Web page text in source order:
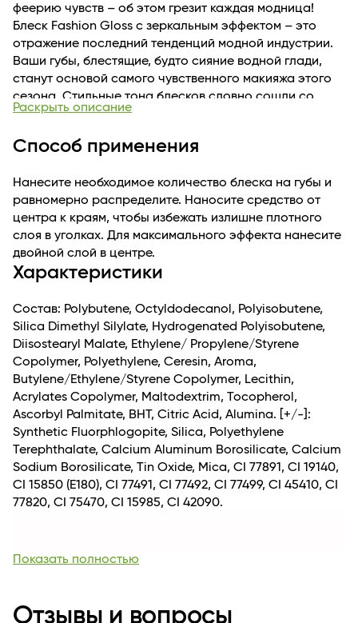
феерию чувств – об этом грезит каждая модница!
Блеск Fashion Gloss с зеркальным эффектом – это
отражение последний тенденций модной индустрии.
Ваши губы, блестящие, будто сияние водной глади,
станут основой самого чувственного макияжа этого
сезона. Стильные тона блесков словно сошли со
страниц fashion-журналов. Fashion Gloss – Ваш
Раскрыть описание
Способ применения
Нанесите необходимое количество блеска на губы и
равномерно распределите. Наносите средство от
центра к краям, чтобы избежать излишне плотного
слоя в уголках. Для максимального эффекта нанесите
двойной слой в центре.
Характеристики
Состав: Polybutene, Octyldodecanol, Polyisobutene,
Silica Dimethyl Silylate, Hydrogenated Polyisobutene,
Diisostearyl Malate, Ethylene/ Propylene/Styrene
Copolymer, Polyethylene, Ceresin, Aroma,
Butylene/Ethylene/Styrene Copolymer, Lecithin,
Acrylates Copolymer, Maltodextrim, Tocopherol,
Ascorbyl Palmitate, BHT, Citric Acid, Alumina. [+/-]:
Synthetic Fluorphlogopite, Silica, Polyethylene
Terephthalate, Calcium Aluminum Borosilicate, Calcium
Sodium Borosilicate, Tin Oxide, Mica, CI 77891, CI 19140,
CI 15850 (E180), CI 77491, CI 77492, CI 77499, CI 45410, CI
77820, CI 75470, CI 15985, CI 42090.
Длина
Комплектация
Показать полностью
Отзывы и вопросы